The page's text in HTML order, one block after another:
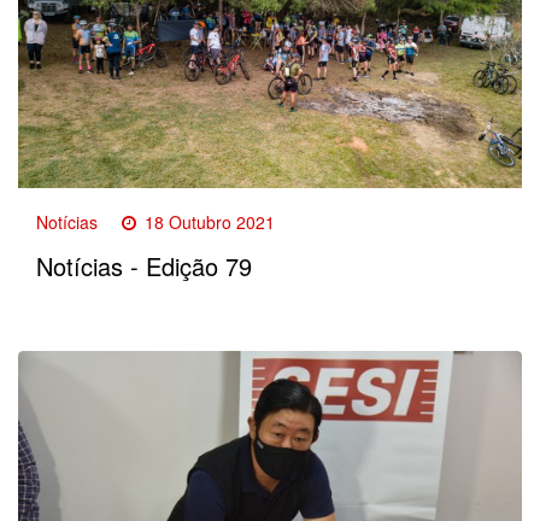
Notícias 18 Outubro 2021
Notícias - Edição 79